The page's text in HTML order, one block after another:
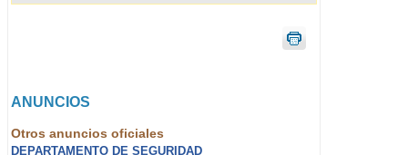
ANUNCIOS
Otros anuncios oficiales
DEPARTAMENTO DE SEGURIDAD